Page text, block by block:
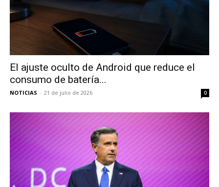
El ajuste oculto de Android que reduce el
consumo de batería...
NOTICIAS - 21 de julio de 2026 0